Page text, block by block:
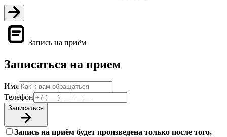
Запись на приём
Записаться на прием
Имя
Телефон
Записаться
Запись на приём будет произведена только после того,